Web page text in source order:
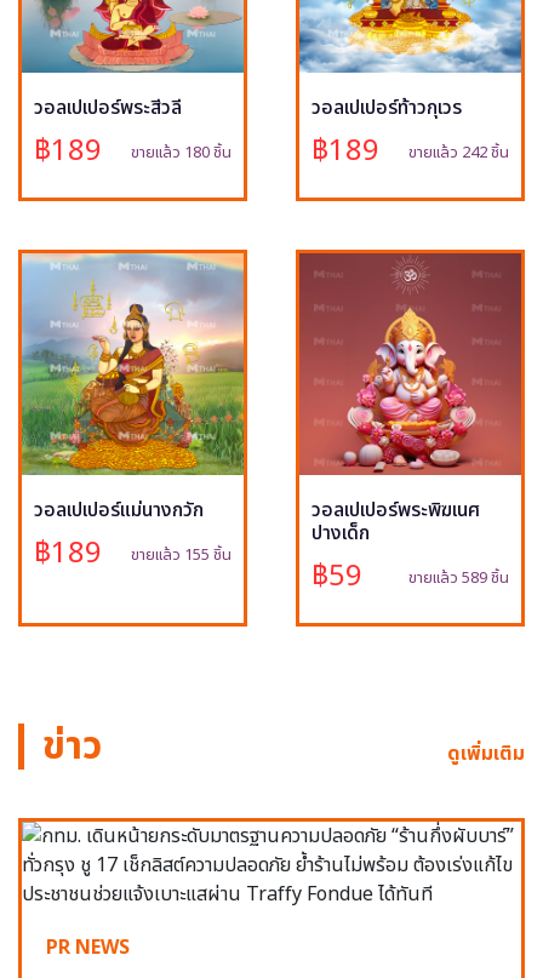
วอลเปเปอร์พระสีวลี
฿189 ขายแล้ว 180 ชิ้น
วอลเปเปอร์ท้าวกุเวร
฿189 ขายแล้ว 242 ชิ้น
วอลเปเปอร์แม่นางกวัก
฿189 ขายแล้ว 155 ชิ้น
วอลเปเปอร์พระพิฆเนศ
ปางเด็ก
฿59 ขายแล้ว 589 ชิ้น
ข่าว ดูเพิ่มเติม
PR NEWS